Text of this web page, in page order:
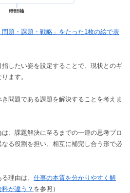
問題・課題・戦略」をたった1枚の絵で表
したい姿を設定することで、現状とのギ
ます。
問題である課題を解決することを考えま
、課題解決に至るまでの一連の思考プロ
る役割を担い、相互に補完し合う形で必
理由は、 仕事の本質を分かりやすく解
が違う？ を参照）